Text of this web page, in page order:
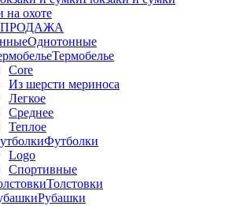
на охоте
Однотонные
Термобелье
Core
Из шерсти мериноса
Легкое
Среднее
Теплое
Футболки
Logo
Спортивные
Толстовки
Рубашки